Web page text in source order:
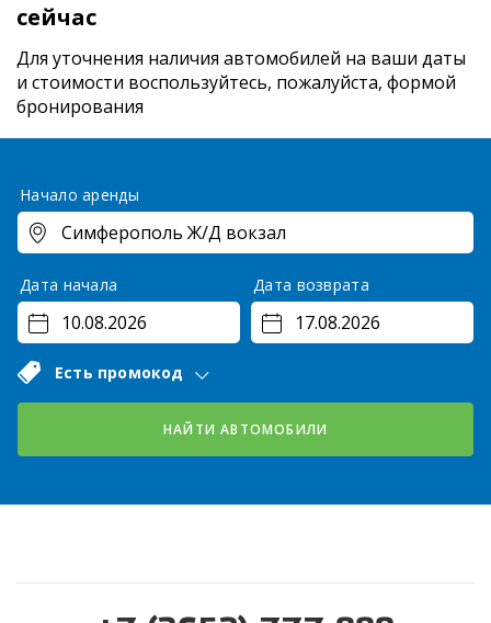
сейчас
Для уточнения наличия автомобилей на ваши даты
и стоимости воспользуйтесь, пожалуйста, формой
бронирования
Начало аренды
Дата начала Дата возврата
Есть промокод
НАЙТИ АВТОМОБИЛИ